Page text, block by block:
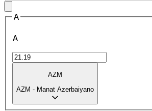
A
A
AZM
AZM - Manat Azerbaiyano